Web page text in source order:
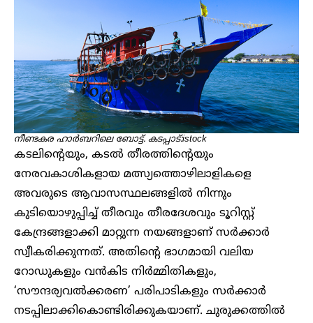
നീണ്ടകര ഹാർബറിലെ ബോട്ട്. കടപ്പാട്:istock
കടലിന്റെയും, കടൽ തീരത്തിന്റെയും
നേരവകാശികളായ മത്സ്യത്തൊഴിലാളികളെ
അവരുടെ ആവാസസ്ഥലങ്ങളിൽ നിന്നും
കുടിയൊഴുപ്പിച്ച് തീരവും തീരദേശവും ടൂറിസ്റ്റ്
കേന്ദ്രങ്ങളാക്കി മാറ്റുന്ന നയങ്ങളാണ് സർക്കാർ
സ്വീകരിക്കുന്നത്. അതിന്റെ ഭാഗമായി വലിയ
റോഡുകളും വൻകിട നിർമ്മിതികളും,
‘സൗന്ദര്യവൽക്കരണ’ പരിപാടികളും സർക്കാർ
നടപ്പിലാക്കികൊണ്ടിരിക്കുകയാണ്. ചുരുക്കത്തിൽ